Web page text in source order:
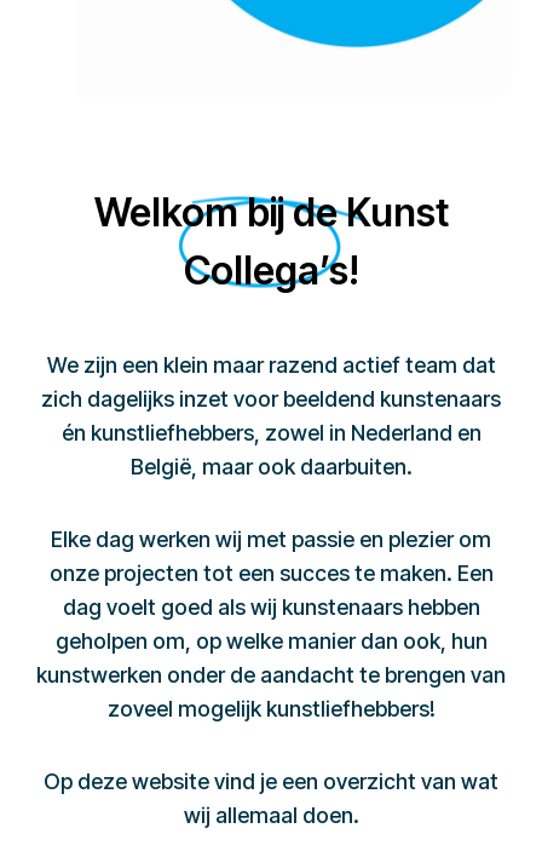
Welkom bij de Kunst
Collega’s!
We zijn een klein maar razend actief team dat
zich dagelijks inzet voor beeldend kunstenaars
én kunstliefhebbers, zowel in Nederland en
België, maar ook daarbuiten.
Elke dag werken wij met passie en plezier om
onze projecten tot een succes te maken. Een
dag voelt goed als wij kunstenaars hebben
geholpen om, op welke manier dan ook, hun
kunstwerken onder de aandacht te brengen van
zoveel mogelijk kunstliefhebbers!
Op deze website vind je een overzicht van wat
wij allemaal doen.